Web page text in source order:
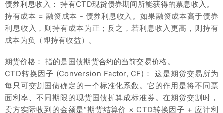
债券利息收入： 持有CTD现货债券期间所能获得的票息收入。
持有成本 = 融资成本 - 债券利息收入。如果融资成本高于债券
利息收入，则持有成本为正；反之，若利息收入更高，则持有
成本为负（即持有收益）。
期货价格： 指的是国债期货合约的当前交易价格。
CTD转换因子 (Conversion Factor, CF)： 这是期货交易所为
每只可交割国债确定的一个标准化系数。它的作用是将不同票
面利率、不同期限的现货国债折算成标准券。在期货交割时，
卖方实际收到的金额是“期货结算价 × CTD转换因子 + 应计利